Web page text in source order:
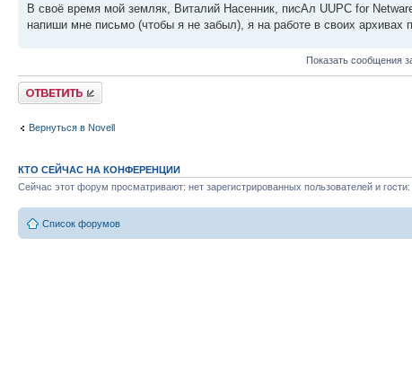
В своё время мой земляк, Виталий Насенник, писАл UUPC for
напиши мне письмо (чтобы я не забыл), я на работе в своих архивах
Показать сообщения
Ответить
Вернуться в Novell
КТО СЕЙЧАС НА КОНФЕРЕНЦИИ
Сейчас этот форум просматривают: нет зарегистрированных пользователей и гости:
Список форумов